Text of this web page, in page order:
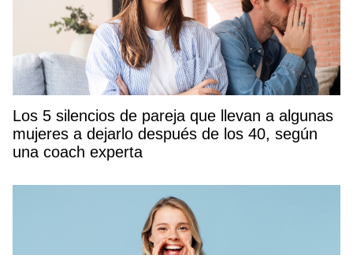
Los 5 silencios de pareja que llevan a algunas
mujeres a dejarlo después de los 40, según
una coach experta